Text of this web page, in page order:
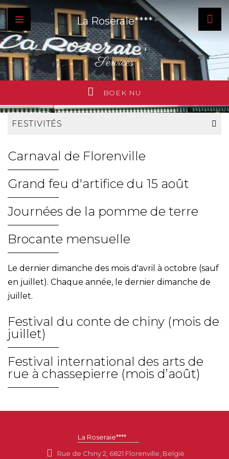
La Roseraie****
Services
BOEK NU
FESTIVITÉS
Carnaval de Florenville
Grand feu d'artifice du 15 août
Journées de la pomme de terre
Brocante mensuelle
Le dernier dimanche des mois d'avril à octobre (sauf
en juillet). Chaque année, le dernier dimanche de
juillet.
Festival du conte de chiny (mois de
juillet)
Festival international des arts de
rue à chassepierre (mois d’août)
La Roseraie****
Rue de Chiny 2, 6821 Florenville, België